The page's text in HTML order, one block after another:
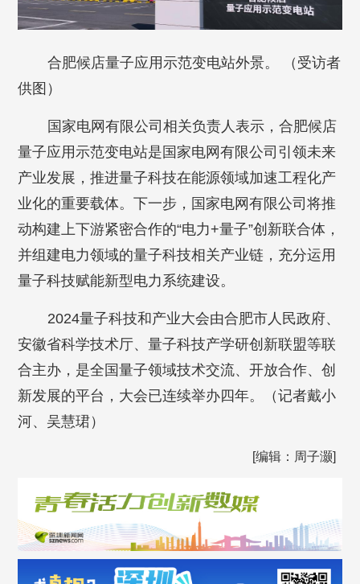
合肥候店量子应用示范变电站外景。 （受访者
供图）
国家电网有限公司相关负责人表示，合肥候店
量子应用示范变电站是国家电网有限公司引领未来
产业发展，推进量子科技在能源领域加速工程化产
业化的重要载体。下一步，国家电网有限公司将推
动构建上下游紧密合作的“电力+量子”创新联合体，
并组建电力领域的量子科技相关产业链，充分运用
量子科技赋能新型电力系统建设。
2024量子科技和产业大会由合肥市人民政府、
安徽省科学技术厅、量子科技产学研创新联盟等联
合主办，是全国量子领域技术交流、开放合作、创
新发展的平台，大会已连续举办四年。（记者戴小
河、吴慧珺）
[编辑：周子灏]